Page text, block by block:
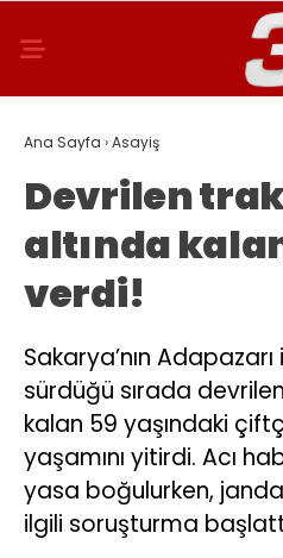
Ana Sayfa ›Asayiş
Devrilen
altında
verdi!
Sakarya’nın
sürdüğü sırada
kalan 59 yaşındaki
yaşamını yitirdi. Acı
yasa boğulurken,
ilgili soruşturma